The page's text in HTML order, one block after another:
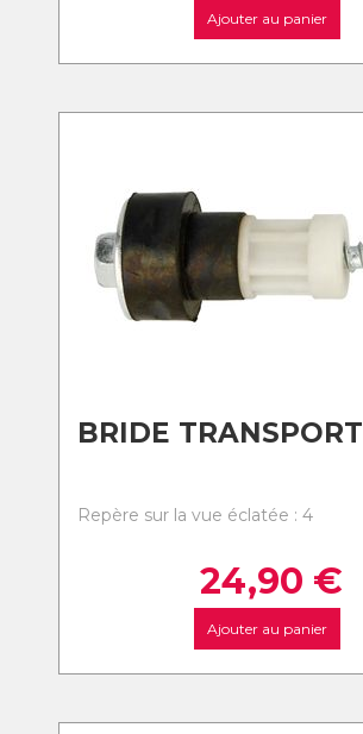
Ajouter au panier
BRIDE TRANSPORT
Repère sur la vue éclatée : 4
24,90 €
Ajouter au panier